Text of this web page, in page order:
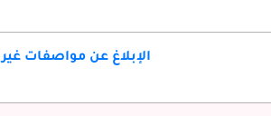
الإبلاغ عن مواصفات